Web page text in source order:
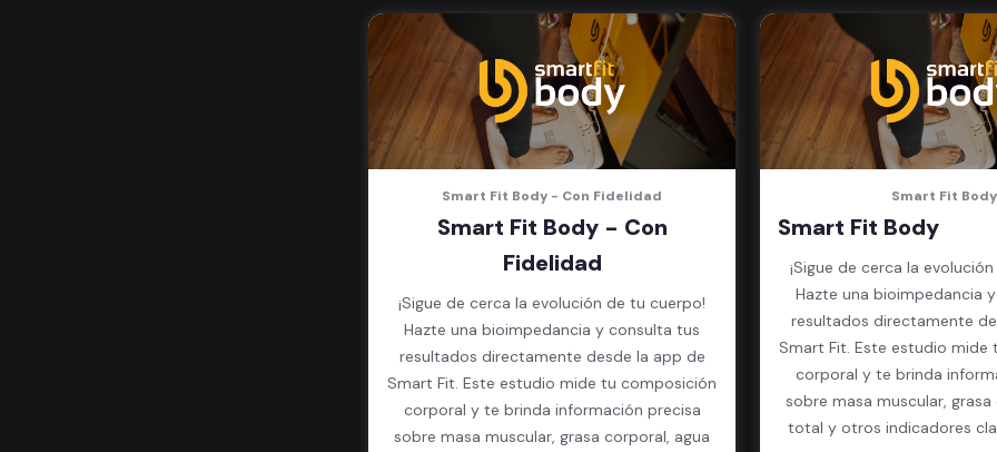
Smart Fit Body - Con Fidelidad
Smart Fit Body - Con
Fidelidad
¡Sigue de cerca la evolución de tu cuerpo!
Hazte una bioimpedancia y consulta tus
resultados directamente desde la app de
Smart Fit. Este estudio mide tu composición
corporal y te brinda información precisa
sobre masa muscular, grasa corporal, agua
Smart Fit Body
Smart Fit Body
¡Sigue de cerca la
Hazte una bioimpedancia
resultados directamente
Smart Fit. Este estudio mide
corporal y te brinda
sobre masa muscular,
total y otros indicadores